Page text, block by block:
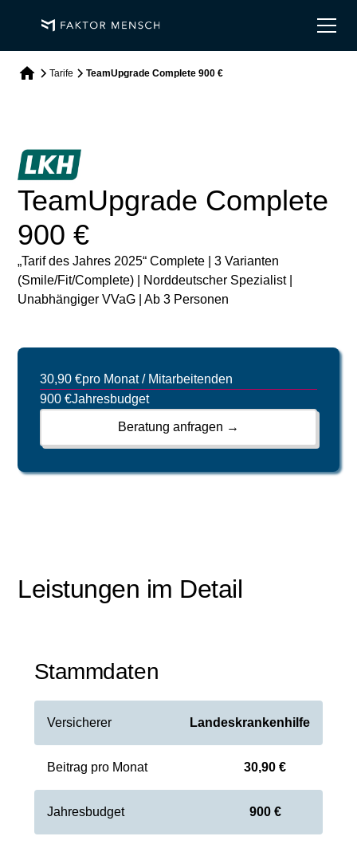
Tarife TeamUpgrade Complete 900 €
TeamUpgrade Complete
900 €
„Tarif des Jahres 2025“ Complete | 3 Varianten
(Smile/Fit/Complete) | Norddeutscher Spezialist |
Unabhängiger VVaG | Ab 3 Personen
30,90 €pro Monat / Mitarbeitenden
900 €Jahresbudget
Beratung anfragen →
Leistungen im Detail
Stammdaten
Versicherer Landeskrankenhilfe
Beitrag pro Monat 30,90 €
Jahresbudget 900 €